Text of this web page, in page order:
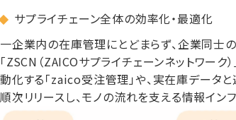
サプライチェーン全体の効率化・最適化
一企業内の在庫管理にとどまらず、企業同士
「ZSCN（ZAICOサプライチェーンネットワー
動化する「zaico受注管理」や、実在庫データ
順次リリースし、モノの流れを支える情報イン